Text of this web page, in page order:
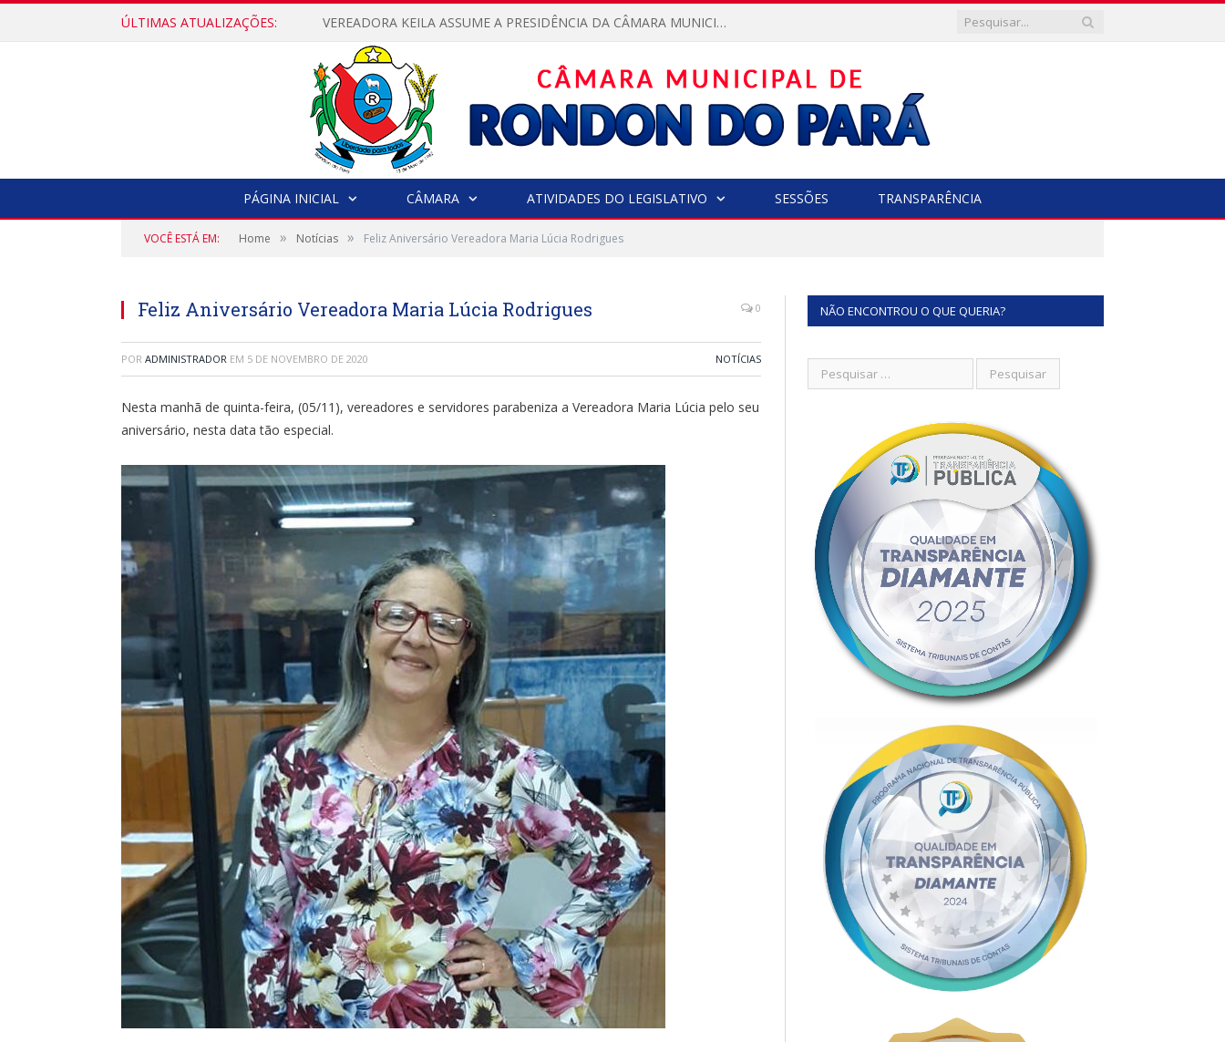
ÚLTIMAS ATUALIZAÇÕES: VEREADORA KEILA ASSUME A PRESIDÊNCIA DA CÂMARA MUNICIPAL.
PÁGINA INICIAL CÂMARA ATIVIDADES DO LEGISLATIVO SESSÕES TRANSPARÊNCIA
VOCÊ ESTÁ EM: Home » Notícias » Feliz Aniversário Vereadora Maria Lúcia Rodrigues
Feliz Aniversário Vereadora Maria Lúcia Rodrigues 0
POR ADMINISTRADOR EM 5 DE NOVEMBRO DE 2020 NOTÍCIAS
Nesta manhã de quinta-feira, (05/11), vereadores e servidores parabeniza a Vereadora Maria Lúcia pelo seu
aniversário, nesta data tão especial.
NÃO ENCONTROU O QUE QUERIA?